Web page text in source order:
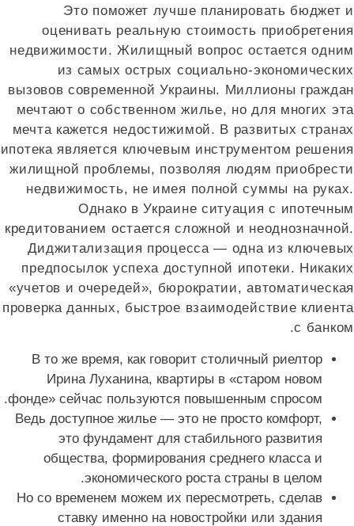
Это поможет лучше планировать бюджет и
оценивать реальную стоимость приобретения
недвижимости. Жилищный вопрос остается одним
из самых острых социально-экономических
вызовов современной Украины. Миллионы граждан
мечтают о собственном жилье, но для многих эта
мечта кажется недостижимой. В развитых странах
ипотека является ключевым инструментом решения
жилищной проблемы, позволяя людям приобрести
недвижимость, не имея полной суммы на руках.
Однако в Украине ситуация с ипотечным
кредитованием остается сложной и неоднозначной.
Диджитализация процесса — одна из ключевых
предпосылок успеха доступной ипотеки. Никаких
«учетов и очередей», бюрократии, автоматическая
проверка данных, быстрое взаимодействие клиента
с банком.
В то же время, как говорит столичный риелтор
Ирина Луханина, квартиры в «старом новом
фонде» сейчас пользуются повышенным спросом.
Ведь доступное жилье — это не просто комфорт,
это фундамент для стабильного развития
общества, формирования среднего класса и
экономического роста страны в целом.
Но со временем можем их пересмотреть, сделав
ставку именно на новостройки или здания